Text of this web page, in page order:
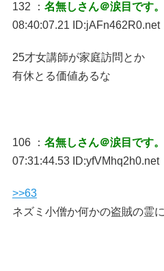
132 ： 名無しさん＠涙目です。
08:40:07.21 ID:jAFn462R0.net
25才女講師が家庭訪問とか
有休とる価値あるな
106 ： 名無しさん＠涙目です。
07:31:44.53 ID:yfVMhq2h0.net
>>63
ネズミ小僧か何かの盗賊の霊